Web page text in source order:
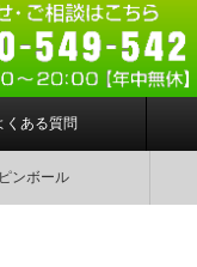
くある質問
ンボール